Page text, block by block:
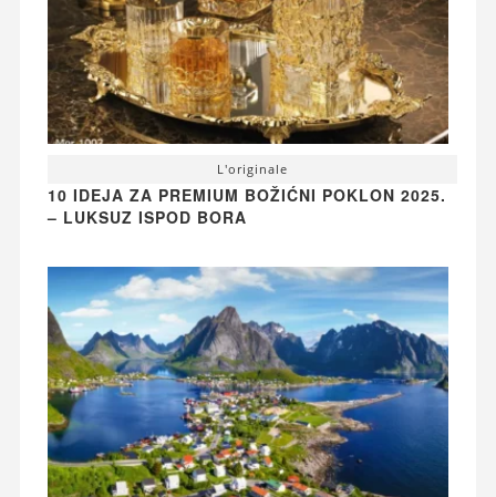
L'originale
10 IDEJA ZA PREMIUM BOŽIĆNI POKLON 2025.
– LUKSUZ ISPOD BORA